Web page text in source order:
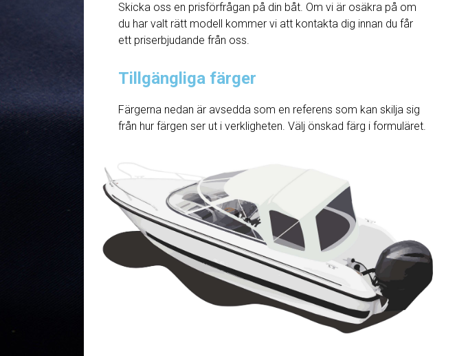
Skicka oss en prisförfrågan på din båt. Om vi ​​är osäkra på om
du har valt rätt modell kommer vi att kontakta dig innan du får
ett priserbjudande från oss.
Tillgängliga färger
Färgerna nedan är avsedda som en referens som kan skilja sig
från hur färgen ser ut i verkligheten. Välj önskad färg i formuläret.